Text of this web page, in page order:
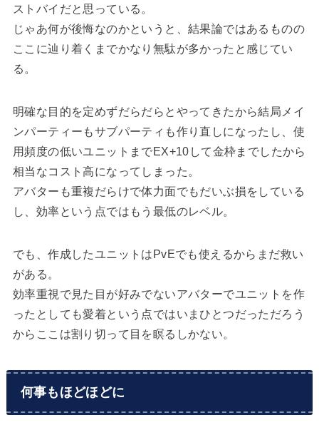
ストバイだと思っている。
じゃあ何が後悔なのかというと、結果論ではあるものの
ここに辿り着くまでかなり無駄が多かったと感じてい
る。
明確な目的を定めずだらだらとやってきたから結局メイ
ンパーティーもサブパーティも作り直しになったし、使
用頻度の低いユニットまでEX+10して金枠までしたから
相当なコスト高になってしまった。
アバターも重複だらけで体力面でもだいぶ損をしている
し、効率という点ではもう最低のレベル。
でも、作成したユニットはPvEでも使えるからまだ救い
がある。
効率重視で見た目が好みでないアバターでユニットを作
ったとしても愛着という点ではいまひとつだっただろう
からここは割り切って目を瞑るしかない。
何事もほどほどに